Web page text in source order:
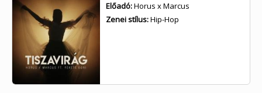
Előadó:Horus x Marcus
Zenei stílus:Hip-Hop